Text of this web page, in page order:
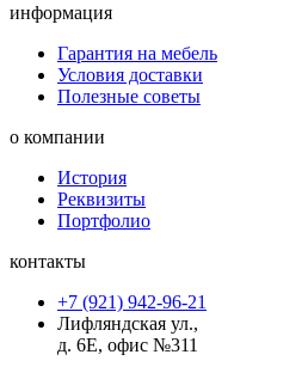
информация
Гарантия на мебель
Условия доставки
Полезные советы
о компании
История
Реквизиты
Портфолио
контакты
+7 (921) 942-96-21
Лифляндская ул.,
д. 6Е, офис №311